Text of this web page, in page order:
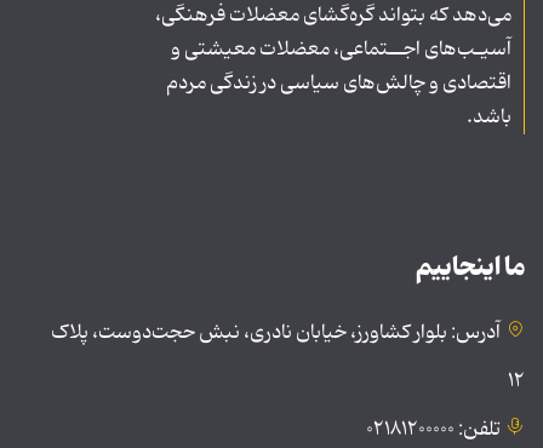
می‌دهد که بتواند گره‌گشای معضلات فرهنگی،
آسیـب‌های اجــتماعی، معضلات معیشتی و
اقتصادی و چالش‌های سیاسی در زندگی مردم
باشد.
ما اینجاییم
آدرس: بلوار کشاورز، خیابان نادری، نبش حجت‌دوست، پلاک
۱۲
تلفن: ۰۲۱۸۱۲۰۰۰۰۰